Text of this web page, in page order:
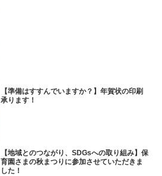
【準備はすすんでいますか？】年賀状の印刷
承ります！
【地域とのつながり、SDGsへの取り組み】保
育園さまの秋まつりに参加させていただきま
した！